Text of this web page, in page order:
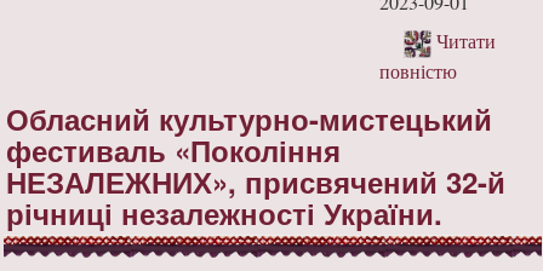
Читати
повністю
Обласний культурно-мистецький
фестиваль «Покоління
НЕЗАЛЕЖНИХ», присвячений 32-й
річниці незалежності України.